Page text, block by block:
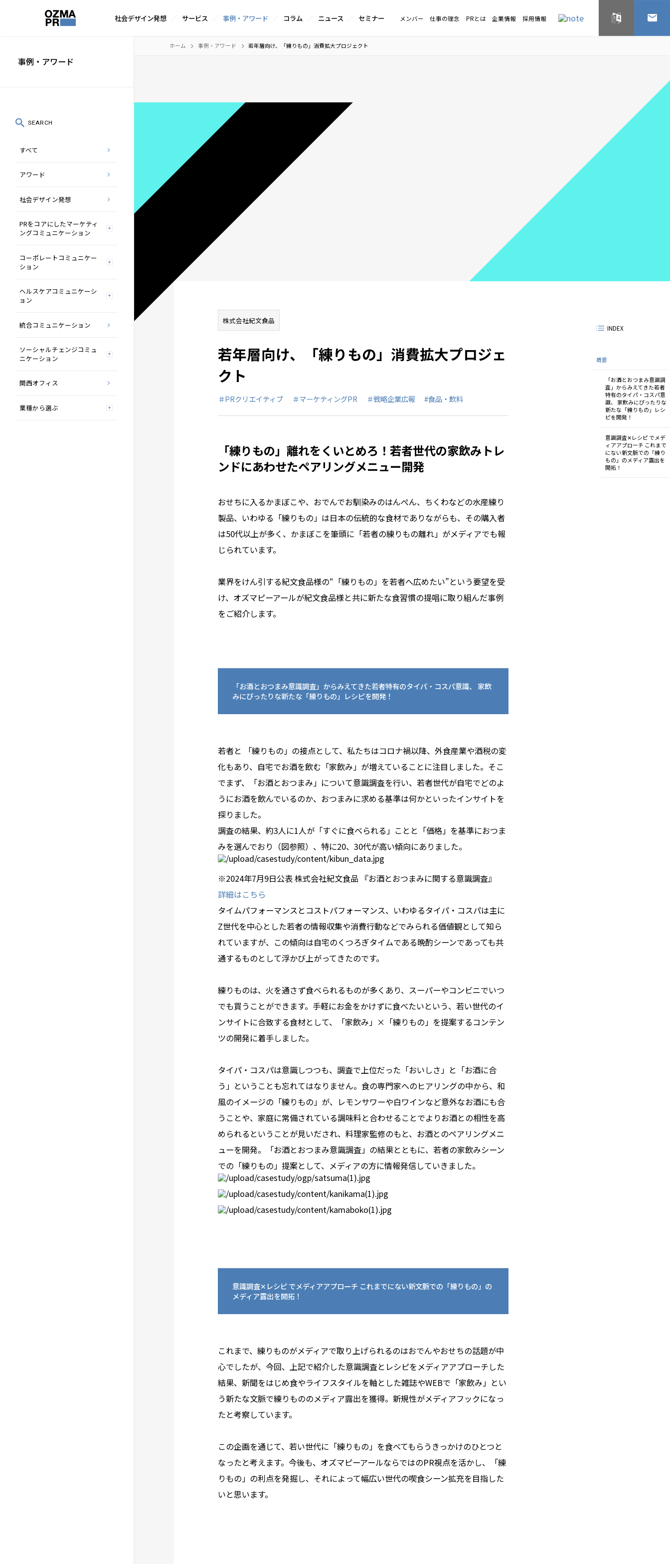
文
ッ
ズ
ー
イ
社会デザイン発想 サービス 事例・アワード コラム ニュース セミナー メンバー 仕事の理念 PRとは 企業情報 採用情報 English お問い
ホーム 事例・アワード 若年層向け、「練りもの」消費拡大プロジェクト
株式会社紀文食品
若年層向け、「練りもの」消費拡大プロジェ
クト
＃PRクリエイティブ ＃マーケティングPR ＃戦略企業広報 #食品・飲料
「練りもの」離れをくいとめろ！若者世代の家飲みトレ
ンドにあわせたペアリングメニュー開発
おせちに入るかまぼこや、おでんでお馴染みのはんぺん、ちくわなどの水産練り
製品、いわゆる「練りもの」は日本の伝統的な食材でありながらも、その購入者
は50代以上が多く、かまぼこを筆頭に「若者の練りもの離れ」がメディアでも報
じられています。
業界をけん引する紀文食品様の“「練りもの」を若者へ広めたい”という要望を受
け、オズマピーアールが紀文食品様と共に新たな食習慣の提唱に取り組んだ事例
をご紹介します。
「お酒とおつまみ意識調査」からみえてきた若者特有のタイパ・コスパ意識、 家飲
みにぴったりな新たな「練りもの」レシピを開発！
若者と 「練りもの」の接点として、私たちはコロナ禍以降、外食産業や酒税の変
化もあり、自宅でお酒を飲む「家飲み」が増えていることに注目しました。そこ
でまず、「お酒とおつまみ」について意識調査を行い、若者世代が自宅でどのよ
うにお酒を飲んでいるのか、おつまみに求める基準は何かといったインサイトを
探りました。
調査の結果、約3人に1人が「すぐに食べられる」ことと「価格」を基準におつま
みを選んでおり（図参照）、特に20、30代が高い傾向にありました。
※2024年7月9日公表 株式会社紀文食品 『お酒とおつまみに関する意識調査』
詳細はこちら
タイムパフォーマンスとコストパフォーマンス、いわゆるタイパ・コスパは主に
Z世代を中心とした若者の情報収集や消費行動などでみられる価値観として知ら
れていますが、この傾向は自宅のくつろぎタイムである晩酌シーンであっても共
通するものとして浮かび上がってきたのです。
練りものは、火を通さず食べられるものが多くあり、スーパーやコンビニでいつ
でも買うことができます。手軽にお金をかけずに食べたいという、若い世代のイ
ンサイトに合致する食材として、
「家飲み」×「練りもの」を提案するコンテン
ツの開発に着手しました。
タイパ・コスパは意識しつつも、調査で上位だった「おいしさ」と「お酒に合
う」ということも忘れてはなりません。食の専門家へのヒアリングの中から、和
風のイメージの「練りもの」が、レモンサワーや白ワインなど意外なお酒にも合
うことや、家庭に常備されている調味料と合わせることでよりお酒との相性を高
められるということが見いだされ、料理家監修のもと、お酒とのペアリングメニ
ューを開発。「お酒とおつまみ意識調査」の結果とともに、若者の家飲みシーン
での「練りもの」提案として、メディアの方に情報発信していきました。
意識調査✕レシピ でメディアアプローチ これまでにない新文脈での「練りもの」の
メディア露出を開拓！
これまで、練りものがメディアで取り上げられるのはおでんやおせちの話題が中
心でしたが、今回、上記で紹介した意識調査とレシピをメディアアプローチした
結果、新聞をはじめ食やライフスタイルを軸とした雑誌やWEBで「家飲み」とい
う新たな文脈で練りもののメディア露出を獲得。新規性がメディアフックになっ
たと考察しています。
この企画を通じて、若い世代に「練りもの」を食べてもらうきっかけのひとつと
なったと考えます。今後も、オズマピーアールならではのPR視点を活かし、「練
りもの」の利点を発掘し、それによって幅広い世代の喫食シーン拡充を目指した
いと思います。
INDEX
概要
「お酒とおつまみ意識調
査」からみえてきた若者
特有のタイパ・コスパ意
識、 家飲みにぴったりな
新たな「練りもの」レシ
ピを開発！
意識調査✕レシピ でメデ
ィアアプローチ これまで
にない新文脈での「練り
もの」のメディア露出を
開拓！
事例・アワード
SEARCH
すべて
アワード
社会デザイン発想
PRをコアにしたマーケティ
ングコミュニケーション
コーポレートコミュニケー
ション
ヘルスケアコミュニケーシ
ョン
統合コミュニケーション
ソーシャルチェンジコミュ
ニケーション
関西オフィス
業種から選ぶ